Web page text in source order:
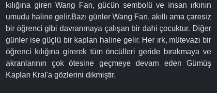
kılığına giren Wang Fan, gücün sembolü ve insan ırkının
umudu haline gelir.Bazı günler Wang Fan, akıllı ama çaresiz
bir öğrenci gibi davranmaya çalışan bir dahi çocuktur. Diğer
günler ise güçlü bir kaplan haline gelir. Her ırk, mütevazı bir
öğrenci kılığına girerek tüm öncülleri geride bırakmaya ve
akranlarının çok ötesine geçmeye devam eden Gümüş
Kaplan Kral'a gözlerini dikmiştir.